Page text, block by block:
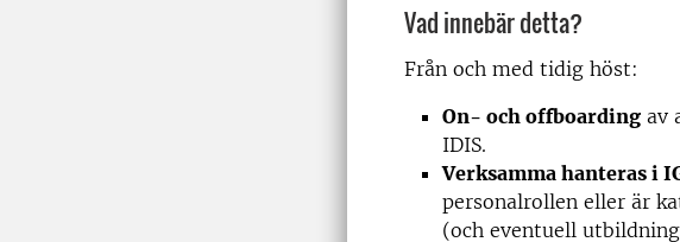
Vad innebär detta?
Från och med tidig höst:
On- och offboarding av
IDIS.
Verksamma hanteras i
personalrollen eller är
(och eventuell